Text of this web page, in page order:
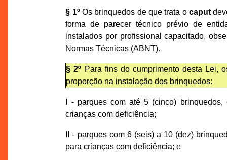
§ 1ºOs brinquedos de que trata o caput
forma de parecer técnico prévio de
instalados por profissional capacitado,
Normas Técnicas (ABNT).
§ 2º Para fins do cumprimento desta Lei,
proporção na instalação dos brinquedos:
I - parques com até 5 (cinco)
crianças com deficiência;
II - parques com 6 (seis) a 10 (dez)
para crianças com deficiência; e